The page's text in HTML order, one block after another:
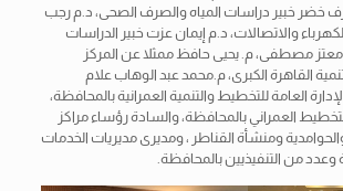
خضر خبير دراسات المياه والصرف الصحى، د.م رجب
والاتصالات، د.م إيمان عزت خبير الدراسات
معتز مصطفى، م. يحيى حافظ ممثلا عن المركز
القاهرة الكبرى، م.محمد عبد الوهاب علام
العامة للتخطيط والتنمية العمرانية بالمحافظة،
العمراني بالمحافظة، والسادة رؤساء مراكز
ومنشأة القناطر ، ومديرى مديريات الخدمات
وعدد من التنفيذيين بالمحافظة.